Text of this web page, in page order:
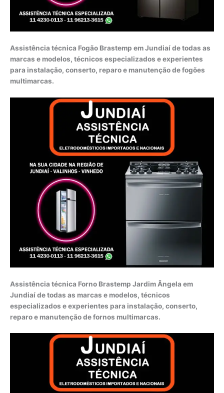
Assistência técnica Fogão Brastemp em Jundiaí de todas as
marcas e modelos, técnicos especializados e experientes
para instalação, conserto, reparo e manutenção de fogões
multimarcas.
Assistência técnica Forno Brastemp Jardim Ângela em
Jundiaí de todas as marcas e modelos, técnicos
especializados e experientes para instalação, conserto,
reparo e manutenção de fornos multimarcas.